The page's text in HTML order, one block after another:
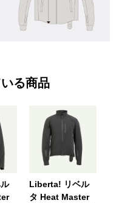
る商品
Liberta! リベル
タ Heat Master